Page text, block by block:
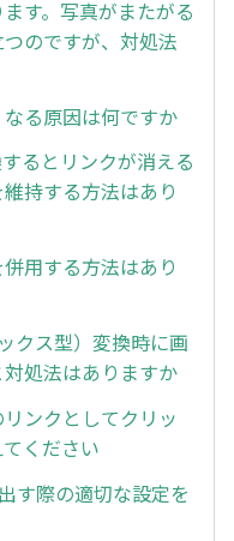
す。写真がまたがる
のですが、対処法
る原因は何ですか
るとリンクが消える
持する方法はあり
用する方法はあり
クス型）変換時に画
処法はありますか
ンクとしてクリッ
ください
す際の適切な設定を